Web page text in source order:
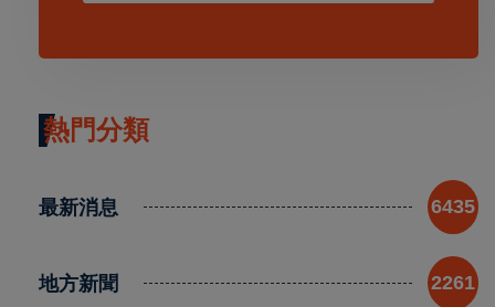
熱門分類
最新消息 6435
地方新聞 2261